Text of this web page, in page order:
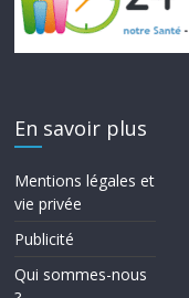
En savoir plus
Mentions légales et
vie privée
Publicité
Qui sommes-nous